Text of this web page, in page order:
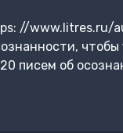
//www.litres.ru/
писем об